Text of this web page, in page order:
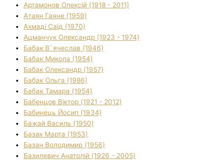
Артамонов Олексій (1918 - 2011)
Атаян Гаяне (1959)
Ахмаді Саїд (1970)
Ацманчук Олександр (1923 - 1974)
Бабак В`ячеслав (1946)
Бабак Микола (1954)
Бабак Олександр (1957)
Бабак Ольга (1986)
Бабак Тамара (1954)
Бабенцов Віктор (1921 - 2012)
Бабинець Йосип (1934)
Бажай Василь (1950)
Базак Марта (1953)
Базан Володимир (1956)
Базилевич Анатолій (1926 - 2005)